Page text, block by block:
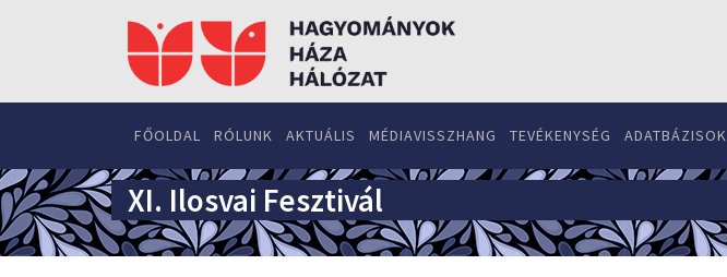
FŐOLDAL RÓLUNK AKTUÁLIS MÉDIAVISSZHANG TEVÉKENYSÉG ADATBÁZISOK
XI. Ilosvai Fesztivál